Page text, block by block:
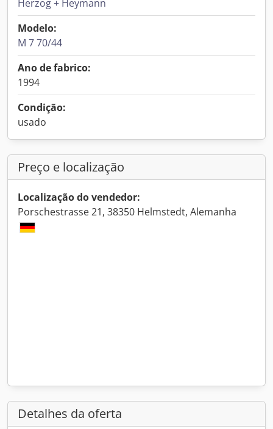
Herzog + Heymann
Modelo:
M 7 70/44
Ano de fabrico:
1994
Condição:
usado
Preço e localização
Localização do vendedor:
Porschestrasse 21, 38350 Helmstedt, Alemanha
Detalhes da oferta